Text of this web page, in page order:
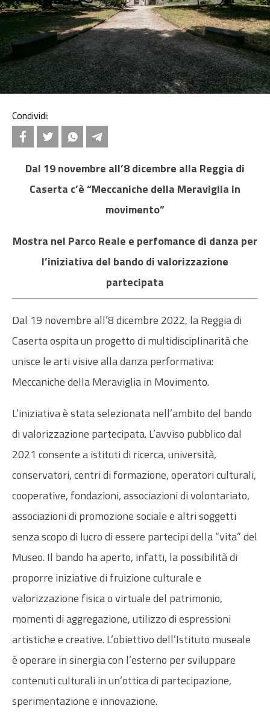
Condividi:
Dal 19 novembre all’8 dicembre alla Reggia di
Caserta c’è “Meccaniche della Meraviglia in
movimento”
Mostra nel Parco Reale e perfomance di danza per
l’iniziativa del bando di valorizzazione
partecipata
Dal 19 novembre all’8 dicembre 2022, la Reggia di
Caserta ospita un progetto di multidisciplinarità che
unisce le arti visive alla danza performativa:
Meccaniche della Meraviglia in Movimento.
L’iniziativa è stata selezionata nell’ambito del bando
di valorizzazione partecipata. L’avviso pubblico dal
2021 consente a istituti di ricerca, università,
conservatori, centri di formazione, operatori culturali,
cooperative, fondazioni, associazioni di volontariato,
associazioni di promozione sociale e altri soggetti
senza scopo di lucro di essere partecipi della “vita” del
Museo. Il bando ha aperto, infatti, la possibilità di
proporre iniziative di fruizione culturale e
valorizzazione fisica o virtuale del patrimonio,
momenti di aggregazione, utilizzo di espressioni
artistiche e creative. L’obiettivo dell’Istituto museale
è operare in sinergia con l’esterno per sviluppare
contenuti culturali in un’ottica di partecipazione,
sperimentazione e innovazione.